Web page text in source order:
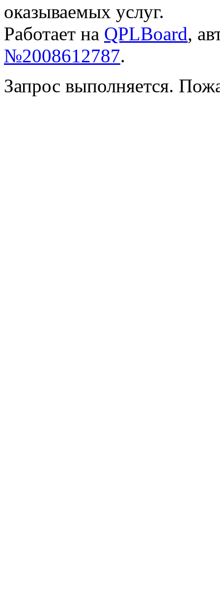
оказываемых услуг.
Работает на QPLBoard,
№2008612787.
Запрос выполняется.